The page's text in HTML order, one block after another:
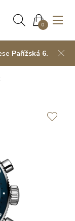
0
Pařížská 6.